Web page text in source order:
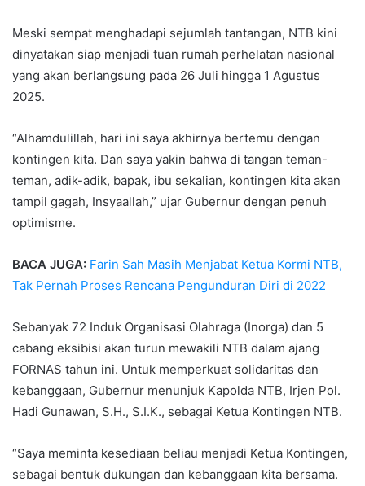
Meski sempat menghadapi sejumlah tantangan, NTB kini
dinyatakan siap menjadi tuan rumah perhelatan nasional
yang akan berlangsung pada 26 Juli hingga 1 Agustus
2025.
“Alhamdulillah, hari ini saya akhirnya bertemu dengan
kontingen kita. Dan saya yakin bahwa di tangan teman-
teman, adik-adik, bapak, ibu sekalian, kontingen kita akan
tampil gagah, Insyaallah,” ujar Gubernur dengan penuh
optimisme.
BACA JUGA: Farin Sah Masih Menjabat Ketua Kormi NTB,
Tak Pernah Proses Rencana Pengunduran Diri di 2022
Sebanyak 72 Induk Organisasi Olahraga (Inorga) dan 5
cabang eksibisi akan turun mewakili NTB dalam ajang
FORNAS tahun ini. Untuk memperkuat solidaritas dan
kebanggaan, Gubernur menunjuk Kapolda NTB, Irjen Pol.
Hadi Gunawan, S.H., S.I.K., sebagai Ketua Kontingen NTB.
“Saya meminta kesediaan beliau menjadi Ketua Kontingen,
sebagai bentuk dukungan dan kebanggaan kita bersama.